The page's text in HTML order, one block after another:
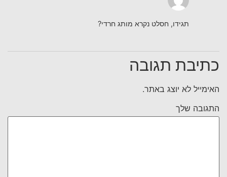
תגידו, חסלט נקרא מותג חרדי?
כתיבת תגובה
האימייל לא יוצג באתר.
התגובה שלך